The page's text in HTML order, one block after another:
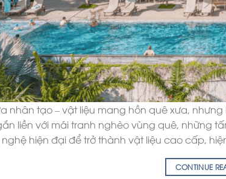
nhân tạo – vật liệu mang hồn quê xưa,
liền với mái tranh nghèo vùng quê, những
hiện đại để trở thành vật liệu cao cấp,
CONTINUE